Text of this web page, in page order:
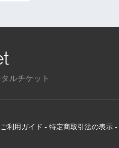
ルチケット
ご利用ガイド - 特定商取引法の表示 -